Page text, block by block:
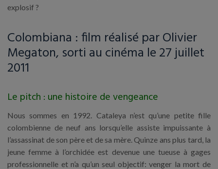
explosif ?
Colombiana : film réalisé par Olivier
Megaton, sorti au cinéma le 27 juillet
2011
Le pitch : une histoire de vengeance
Nous sommes en 1992. Cataleya n’est qu’une petite fille
colombienne de neuf ans lorsqu’elle assiste impuissante à
l’assassinat de son père et de sa mère. Quinze ans plus tard, la
jeune femme à l’orchidée est devenue une tueuse à gages
professionnelle et n’a qu’un seul objectif: venger la mort de